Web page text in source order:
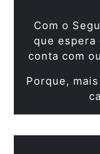
Com o
que espera
conta com
Porque,